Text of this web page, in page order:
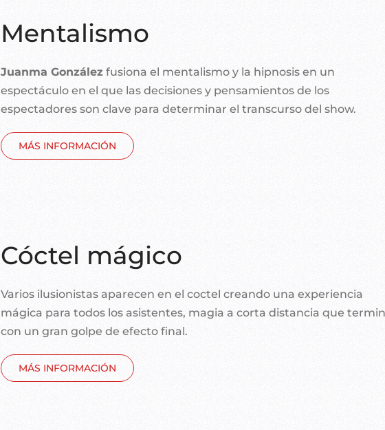
Mentalismo
Juanma González fusiona el mentalismo y la hipnosis en un
espectáculo en el que las decisiones y pensamientos de los
espectadores son clave para determinar el transcurso del show.
MÁS INFORMACIÓN
Cóctel mágico
Varios ilusionistas aparecen en el coctel creando una experiencia
mágica para todos los asistentes, magia a corta distancia que
con un gran golpe de efecto final.
MÁS INFORMACIÓN